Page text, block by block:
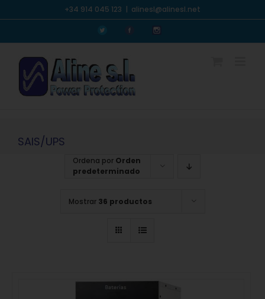
al
+34 914 045 123 | alinesl@alinesl.net
PersonalizadoPersonalizadoPersonalizado
SAIS/UPS
Ordena por Orden
predeterminado
Mostrar 36 productos